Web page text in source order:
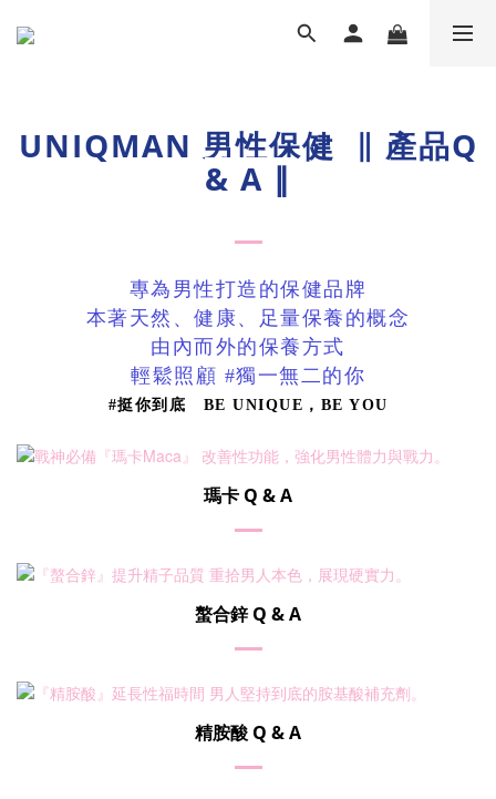
UNIQMAN 男性保健 ∥ 產品Q
& A ∥
專為男性打造的保健品牌
本著天然、健康、足量保養的概念
由內而外的保養方式
輕鬆照顧 #獨一無二的你
#挺你到底 BE UNIQUE，BE YOU
瑪卡 Q & A
螯合鋅 Q & A
精胺酸 Q & A